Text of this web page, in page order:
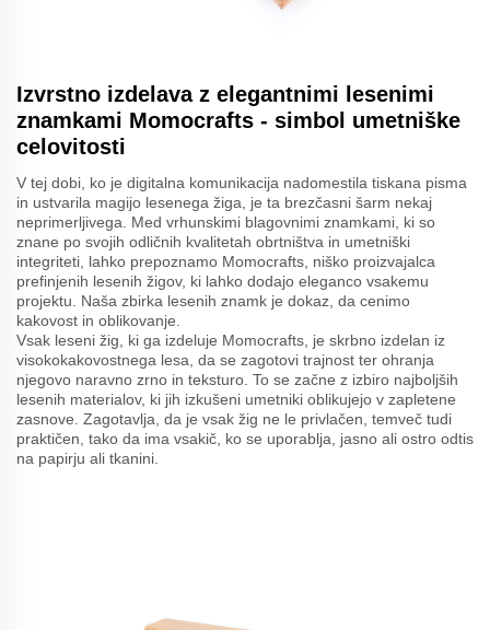
Izvrstno izdelava z elegantnimi lesenimi
znamkami Momocrafts - simbol umetniške
celovitosti
V tej dobi, ko je digitalna komunikacija nadomestila tiskana pisma
in ustvarila magijo lesenega žiga, je ta brezčasni šarm nekaj
neprimerljivega. Med vrhunskimi blagovnimi znamkami, ki so
znane po svojih odličnih kvalitetah obrtništva in umetniški
integriteti, lahko prepoznamo Momocrafts, niško proizvajalca
prefinjenih lesenih žigov, ki lahko dodajo eleganco vsakemu
projektu. Naša zbirka lesenih znamk je dokaz, da cenimo
kakovost in oblikovanje.
Vsak leseni žig, ki ga izdeluje Momocrafts, je skrbno izdelan iz
visokokakovostnega lesa, da se zagotovi trajnost ter ohranja
njegovo naravno zrno in teksturo. To se začne z izbiro najboljših
lesenih materialov, ki jih izkušeni umetniki oblikujejo v zapletene
zasnove. Zagotavlja, da je vsak žig ne le privlačen, temveč tudi
praktičen, tako da ima vsakič, ko se uporablja, jasno ali ostro odtis
na papirju ali tkanini.